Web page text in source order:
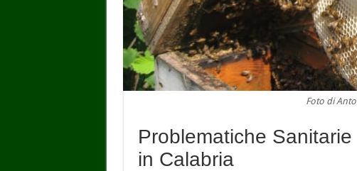
Foto di
Problematiche
in Calabria